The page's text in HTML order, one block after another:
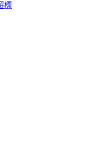
標